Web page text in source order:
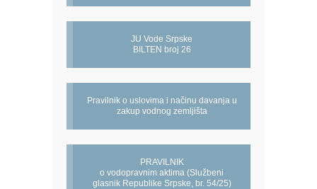
JU Vode Srpske
BILTEN broj 26
Pravilnik o uslovima i načinu davanja u
zakup vodnog zemljišta
PRAVILNIK
o vodopravnim aktima (Službeni
glasnik Republike Srpske, br. 54/25)